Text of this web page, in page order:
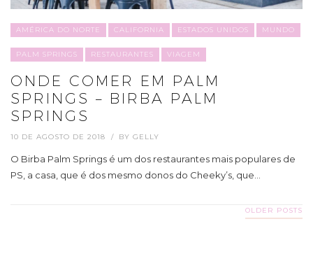
AMÉRICA DO NORTE CALIFORNIA ESTADOS UNIDOS MUNDO
PALM SPRINGS RESTAURANTES VIAGEM
ONDE COMER EM PALM
SPRINGS – BIRBA PALM
SPRINGS
10 DE AGOSTO DE 2018 BY GELLY
O Birba Palm Springs é um dos restaurantes mais populares de
PS, a casa, que é dos mesmo donos do Cheeky’s, que…
OLDER POSTS